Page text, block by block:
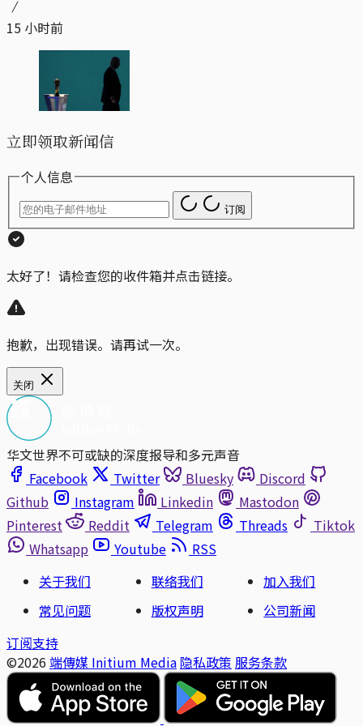
15 小时前
立即领取新闻信
个人信息
订阅
太好了！请检查您的收件箱并点击链接。
抱歉，出现错误。请再试一次。
关闭
华文世界不可或缺的深度报导和多元声音
Facebook
Twitter Bluesky
Discord
Github
Instagram Linkedin
Mastodon
Pinterest
Reddit Telegram Threads
Tiktok
Whatsapp
Youtube
RSS
关于我们
联络我们
加入我们
常见问题
版权声明
公司新闻
订阅支持
©2026 端傳媒 Initium Media 隐私政策 服务条款